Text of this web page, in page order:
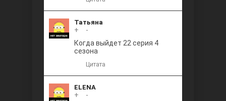
Татьяна
+
-
Когда выйдет 22 серия 4
сезона
Цитата
ELENA
+
-